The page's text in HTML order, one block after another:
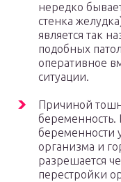
нередко
стенка
является так
подобных
оперативное
ситуации.
Причиной
беременность.
беременности
организма и
разрешается
перестройки